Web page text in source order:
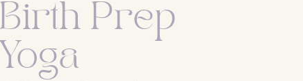
Birth Prep
Yoga